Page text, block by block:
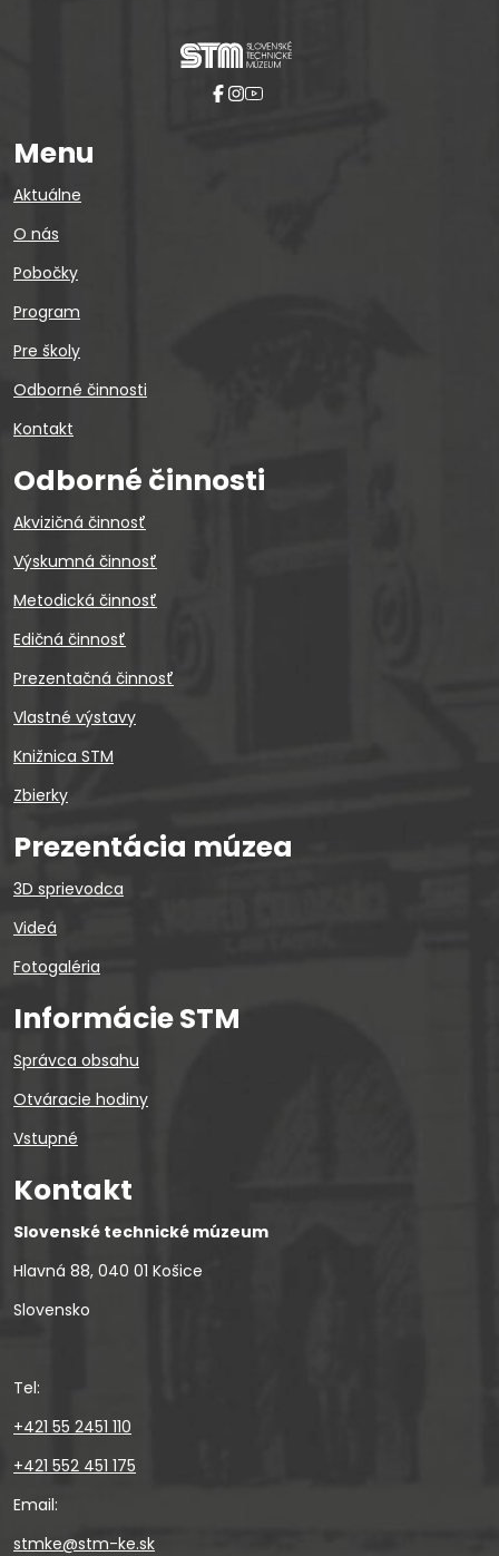
Menu
Aktuálne
O nás
Pobočky
Program
Pre školy
Odborné činnosti
Kontakt
Odborné činnosti
Akvizičná činnosť
Výskumná činnosť
Metodická činnosť
Edičná činnosť
Prezentačná činnosť
Vlastné výstavy
Knižnica STM
Zbierky
Prezentácia múzea
3D sprievodca
Videá
Fotogaléria
Informácie STM
Správca obsahu
Otváracie hodiny
Vstupné
Kontakt
Slovenské technické múzeum
Hlavná 88, 040 01 Košice
Slovensko
Tel:
+421 55 2451 110
+421 552 451 175
Email:
stmke@stm-ke.sk